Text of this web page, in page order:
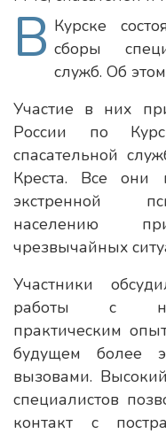
В Курске
сборы
служб. Об
Участие в них
России по
спасательной
Креста. Все они
экстренной
населению
чрезвычайных
Участники
работы с
практическим
будущем более
вызовами.
специалистов
контакт с